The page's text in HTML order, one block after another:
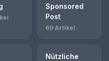
Sponsored
Post
69 Artikel
Nützliche